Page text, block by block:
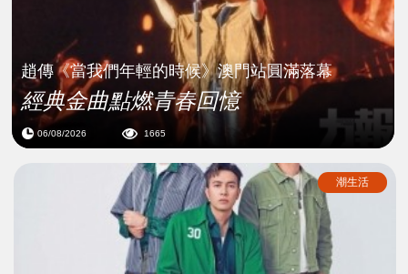
趙傳《當我們年輕的時候》澳門站圓滿落幕
經典金曲點燃青春回憶
06/08/2026 1665
潮生活